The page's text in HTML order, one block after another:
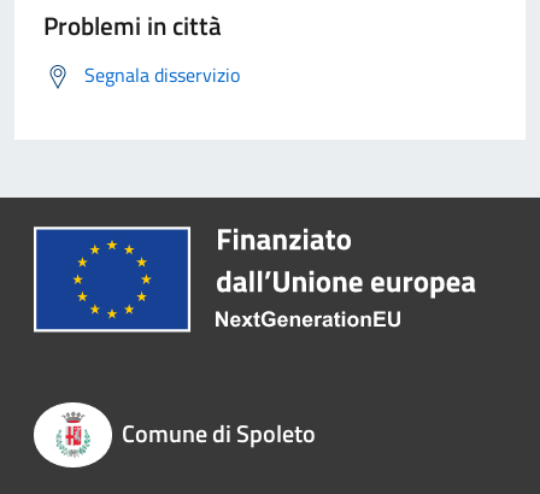
Problemi in città
Segnala disservizio
Comune di Spoleto